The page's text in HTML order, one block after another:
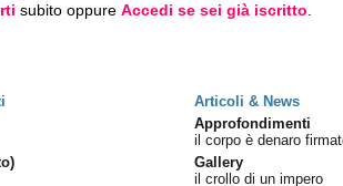
subito oppureAccedi se sei già iscritto
Articoli & News
Approfondimenti
il corpo è denaro
Gallery
il crollo di un impero